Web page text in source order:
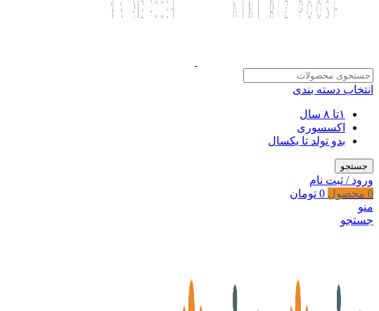
انتخاب دسته بندی
۱تا ۸ سال
اکسسوری
بدو تولد تا یکسال
جستجو
ورود / ثبت نام
0 محصول 0 تومان
منو
جستجو